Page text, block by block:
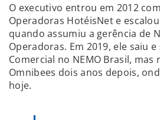
O executivo entrou em 2012
Operadoras HotéisNet e
quando assumiu a gerência de
Operadoras. Em 2019, ele saiu
Comercial no NEMO Brasil, mas
Omnibees dois anos depois,
hoje.